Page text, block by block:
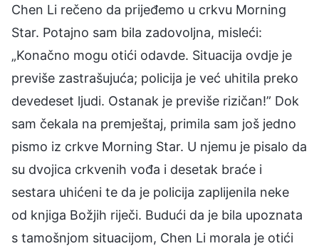
Chen Li rečeno da prijeđemo u crkvu Morning
Star. Potajno sam bila zadovoljna, misleći:
„Konačno mogu otići odavde. Situacija ovdje je
previše zastrašujuća; policija je već uhitila preko
devedeset ljudi. Ostanak je previše rizičan!” Dok
sam čekala na premještaj, primila sam još jedno
pismo iz crkve Morning Star. U njemu je pisalo da
su dvojica crkvenih vođa i desetak braće i
sestara uhićeni te da je policija zaplijenila neke
od knjiga Božjih riječi. Budući da je bila upoznata
s tamošnjom situacijom, Chen Li morala je otići